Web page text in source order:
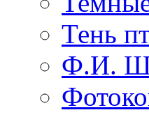
Тень
Ф.И.